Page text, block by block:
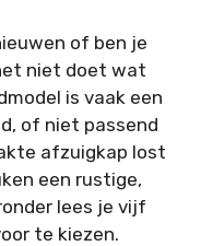
of ben je
niet doet wat
is vaak een
of niet passend
afzuigkap lost
een rustige,
lees je vijf
te kiezen.